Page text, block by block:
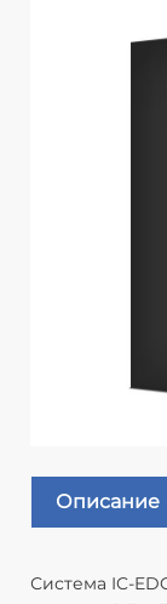
Описание
Система IC-